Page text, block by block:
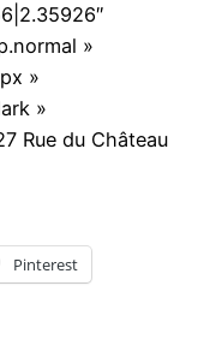
»
»
»
Rue du Château
Pinterest